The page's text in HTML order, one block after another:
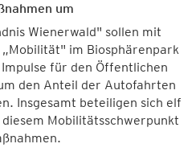
um
Wienerwald" sollen mit
im Biosphärenpark
für den Öffentlichen
den Anteil der Autofahrten
Insgesamt beteiligen sich elf
Mobilitätsschwerpunkt